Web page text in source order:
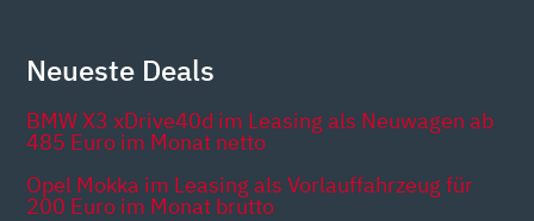
Neueste Deals
BMW X3 xDrive40d im Leasing als Neuwagen ab
485 Euro im Monat netto
Opel Mokka im Leasing als Vorlauffahrzeug für
200 Euro im Monat brutto